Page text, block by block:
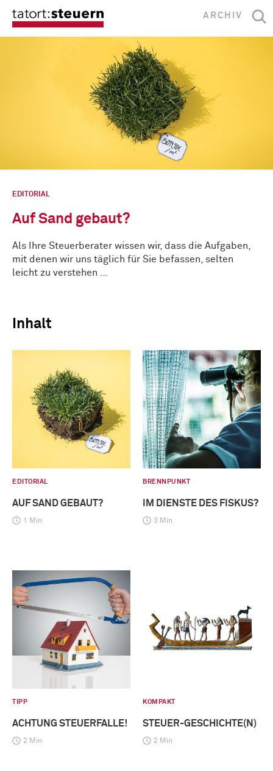
ARCHIV
EDITORIAL
Auf Sand gebaut?
Als Ihre Steuerberater wissen wir, dass die Aufgaben,
mit denen wir uns täglich für Sie befassen, selten
leicht zu verstehen …
Inhalt
EDITORIAL
AUF SAND GEBAUT?
1 Min
BRENNPUNKT
IM DIENSTE DES FISKUS?
3 Min
TIPP
ACHTUNG STEUERFALLE!
2 Min
KOMPAKT
STEUER-GESCHICHTE(N)
2 Min